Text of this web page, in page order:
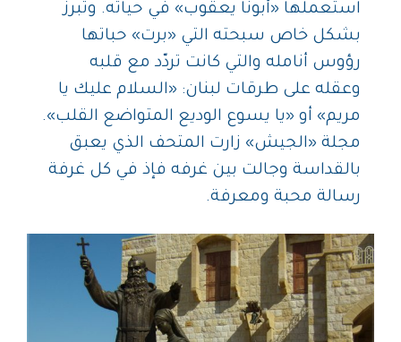
استعملها «أبونا يعقوب» في حياته. وتبرز
بشكل خاص سبحته التي «برت» حباتها
رؤوس أنامله والتي كانت تردّد مع قلبه
وعقله على طرقات لبنان: «السلام عليك يا
مريم» أو «يا يسوع الوديع المتواضع القلب».
مجلة «الجيش» زارت المتحف الذي يعبق
بالقداسة وجالت بين غرفه فإذ في كل غرفة
رسالة محبة ومعرفة.